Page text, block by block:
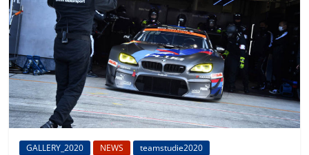
GALLERY_2020 NEWS teamstudie2020